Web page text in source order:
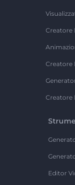
Creatore
Creatore
Creatore
Editor